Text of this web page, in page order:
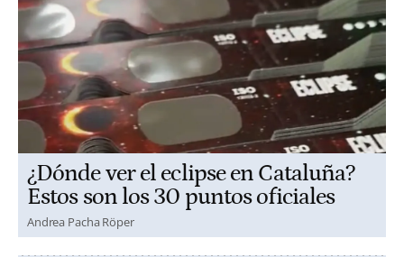
¿Dónde ver el eclipse en Cataluña?
Estos son los 30 puntos oficiales
Andrea Pacha Röper